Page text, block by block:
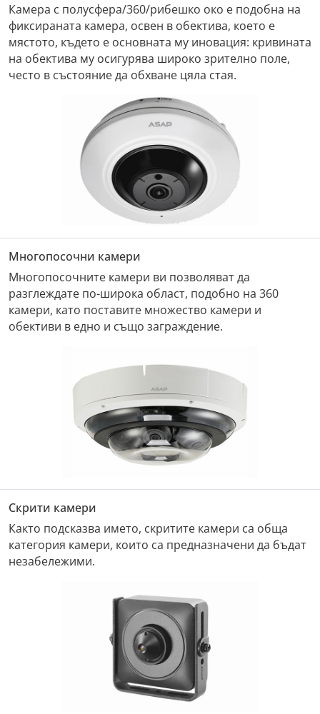
Камера с полусфера/360/рибешко око е подобна на
фиксираната камера, освен в обектива, което е
мястото, където е основната му иновация: кривината
на обектива му осигурява широко зрително поле,
често в състояние да обхване цяла стая.
Многопосочни камери
Многопосочните камери ви позволяват да
разглеждате по-широка област, подобно на 360
камери, като поставите множество камери и
обективи в едно и също заграждение.
Скрити камери
Както подсказва името, скритите камери са обща
категория камери, които са предназначени да бъдат
незабележими.